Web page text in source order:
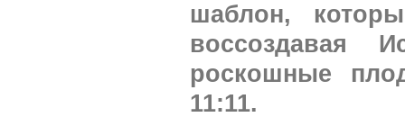
шаблон,
воссоздавая
роскошные
11:11.